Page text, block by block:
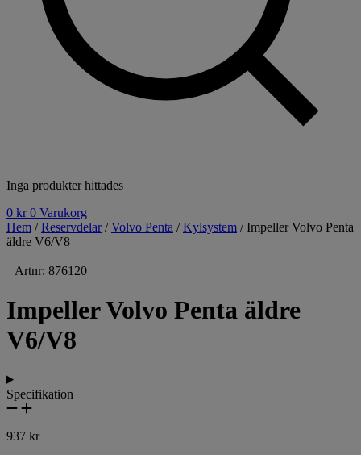
Inga produkter hittades
0 kr 0 Varukorg
Hem /Reservdelar /Volvo Penta /Kylsystem / Impeller Volvo Penta
äldre V6/V8
Artnr: 876120
Impeller Volvo Penta äldre
V6/V8
Specifikation
937 kr